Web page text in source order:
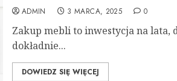
ADMIN 3 MARCA, 2025 0
Zakup mebli to inwestycja na lata,
dokładnie...
DOWIEDZ SIĘ WIĘCEJ